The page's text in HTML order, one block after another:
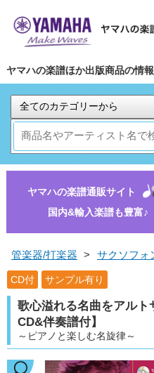
ヤマハの楽譜ほか出版商品の情報
ヤマハの楽譜通販サイト
国内&輸入楽譜も豊富♪
管楽器/打楽器 > サクソフォ
CD付 サンプル有り
歌心溢れる名曲をアル
CD&伴奏譜付】
～ピアノと楽しむ名旋律～